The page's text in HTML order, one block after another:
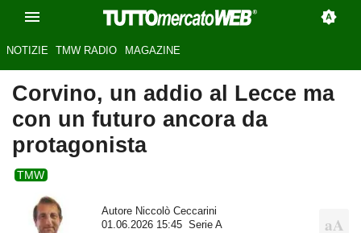
NOTIZIE TMW RADIO MAGAZINE
Corvino, un addio al Lecce ma
con un futuro ancora da
protagonista
TMW
Autore Niccolò Ceccarini
01.06.2026 15:45
Serie A